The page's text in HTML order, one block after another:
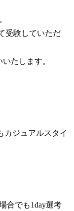
受験していただ
たします。
カジュアルスタイ
合でも1day選考